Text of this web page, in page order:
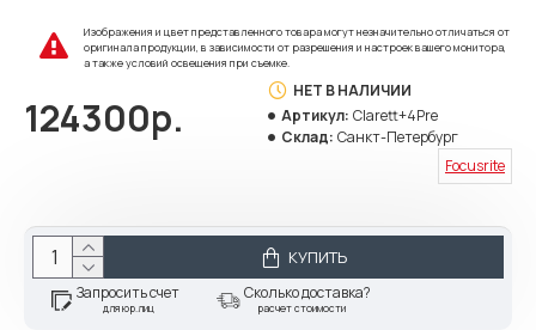
Изображения и цвет представленного товара могут незначительно отличаться от
оригинала продукции, в зависимости от разрешения и настроек вашего монитора,
а также условий освещения при съемке.
124300р.
НЕТ В НАЛИЧИИ
Артикул: Clarett+4Pre
Склад: Санкт-Петербург
Focusrite
КУПИТЬ
Запросить счет
для юр.лиц
Сколько доставка?
расчет стоимости